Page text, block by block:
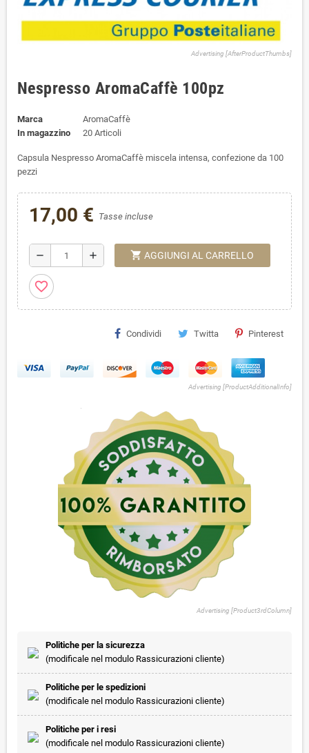
Advertising [AfterProductThumbs]
Nespresso AromaCaffè 100pz
Marca
AromaCaffè
In magazzino
20 Articoli
Capsula Nespresso AromaCaffè miscela intensa, confezione da 100
pezzi
17,00 € Tasse incluse
remove add shopping_cart AGGIUNGI AL CARRELLO
favorite_border
Condividi Twitta Pinterest
Advertising [ProductAdditionalInfo]
Advertising [Product3rdColumn]
Politiche per la sicurezza
(modificale nel modulo Rassicurazioni cliente)
Politiche per le spedizioni
(modificale nel modulo Rassicurazioni cliente)
Politiche per i resi
(modificale nel modulo Rassicurazioni cliente)